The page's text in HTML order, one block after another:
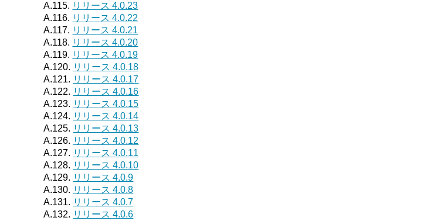
A.115. リリース 4.0.23
A.116. リリース 4.0.22
A.117. リリース 4.0.21
A.118. リリース 4.0.20
A.119. リリース 4.0.19
A.120. リリース 4.0.18
A.121. リリース 4.0.17
A.122. リリース 4.0.16
A.123. リリース 4.0.15
A.124. リリース 4.0.14
A.125. リリース 4.0.13
A.126. リリース 4.0.12
A.127. リリース 4.0.11
A.128. リリース 4.0.10
A.129. リリース 4.0.9
A.130. リリース 4.0.8
A.131. リリース 4.0.7
A.132. リリース 4.0.6